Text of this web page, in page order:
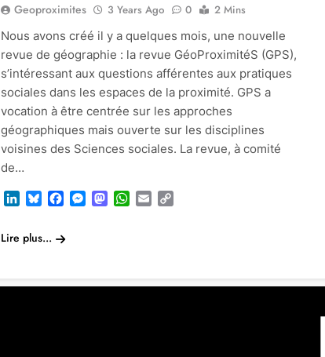
Geoproximites 3 Years Ago 0
2 Mins
Nous avons créé il y a quelques mois, une nouvelle
revue de géographie : la revue GéoProximitéS (GPS),
s’intéressant aux questions afférentes aux pratiques
sociales dans les espaces de la proximité. GPS a
vocation à être centrée sur les approches
géographiques mais ouverte sur les disciplines
voisines des Sciences sociales. La revue, à comité
de…
LinkedInBlueskyFacebook
Messenger
Mastodon
WhatsApp
Email
Lire plus...